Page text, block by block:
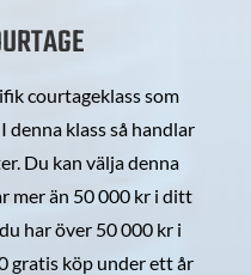
courtageklass som
denna klass så handlar
Du kan välja denna
mer än 50 000 kr i ditt
har över 50 000 kr i
gratis köp under ett år